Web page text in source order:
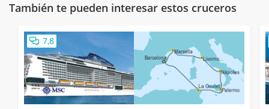
También te pueden interesar estos cruceros
7,8